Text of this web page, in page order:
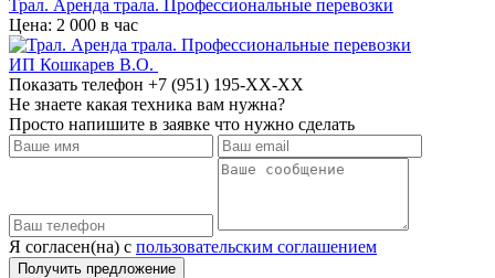
Трал. Аренда трала. Профессиональные перевозки
Цена: 2 000 в час
ИП Кошкарев В.О.
Показать телефон +7 (951) 195-XX-XX
Не знаете какая техника вам нужна?
Просто напишите в заявке что нужно сделать
Я согласен(на) с пользовательским соглашением